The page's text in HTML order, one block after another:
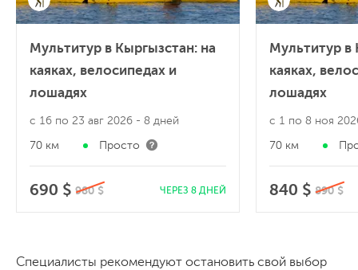
Мультитур в Кыргызстан: на
каяках, велосипедах и
лошадях
с 16 по 23 авг 2026 - 8 дней
70 км Просто
690 $ 980 $ ЧЕРЕЗ 8 ДНЕЙ
Мультитур в
каяках,
лошадях
с 1 по 8 ноя
70 км
840 $ 890 $
Специалисты рекомендуют остановить свой выбор